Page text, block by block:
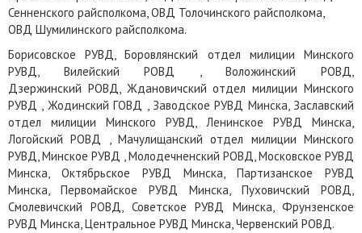
Сенненского райсполкома, ОВД Толочинского райсполкома,
ОВД Шумилинского райсполкома.
Борисовское РУВД, Боровлянский отдел милиции Минского
РУВД, Вилейский РОВД , Воложинский РОВД,
Дзержинский РОВД, Ждановичский отдел милиции Минского
РУВД , Жодинский ГОВД , Заводское РУВД Минска, Заславский
отдел милиции Минского РУВД, Ленинское РУВД Минска,
Логойский РОВД , Мачулищанский отдел милиции Минского
РУВД, Минское РУВД , Молодечненский РОВД, Московское РУВД
Минска, Октябрьское РУВД Минска, Партизанское РУВД
Минска, Первомайское РУВД Минска, Пуховичский РОВД,
Смолевичский РОВД, Советское РУВД Минска, Фрунзенское
РУВД Минска, Центральное РУВД Минска, Червенский РОВД.